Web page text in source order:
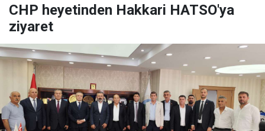
CHP heyetinden Hakkari HATSO'ya
ziyaret